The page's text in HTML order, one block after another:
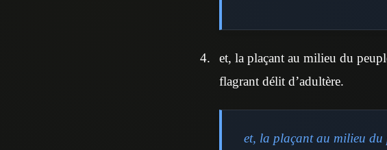
et, la plaçant au milieu du
flagrant délit d’adultère.
et, la plaçant au milieu du